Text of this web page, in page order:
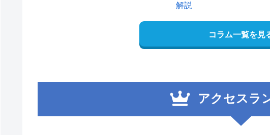
解説
コラム一覧を見
アクセスラ